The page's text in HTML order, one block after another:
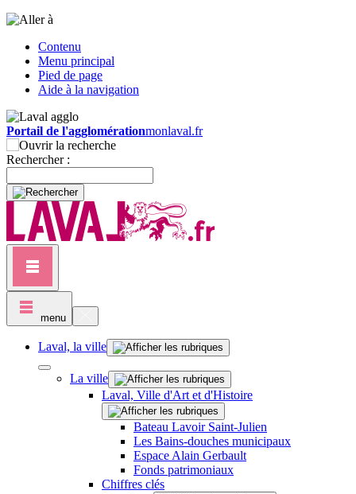
Contenu
Menu principal
Pied de page
Aide à la navigation
Portail de l'agglomérationmonlaval.fr
Rechercher :
menu
Laval, la ville
La ville
Laval, Ville d'Art et d'Histoire
Bateau Lavoir Saint-Julien
Les Bains-douches municipaux
Espace Alain Gerbault
Fonds patrimoniaux
Chiffres clés